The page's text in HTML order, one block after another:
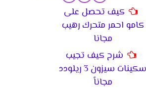
كيف تحصل على
كامو احمر متحرك رهيب
مجانا
شرح كيف تجيب
سكينات سيزون 3 ريلودد
مجاناً